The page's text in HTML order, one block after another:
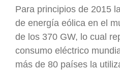
Para principios de 2015
de energía eólica en el
de los 370 GW, lo cual
consumo eléctrico
más de 80 países la